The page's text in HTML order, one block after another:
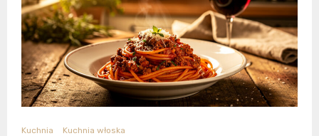
Kuchnia Kuchnia włoska